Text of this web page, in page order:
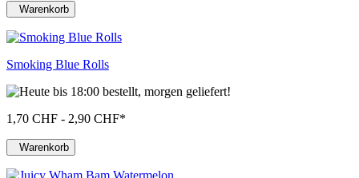
Warenkorb
Smoking Blue Rolls
1,70 CHF - 2,90 CHF*
Warenkorb